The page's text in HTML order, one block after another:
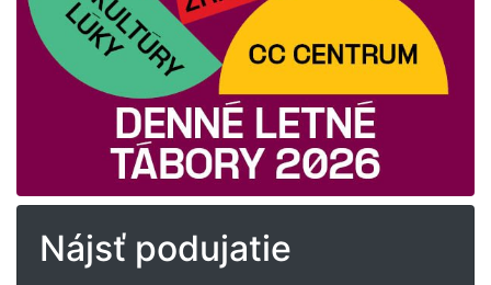
Nájsť podujatie